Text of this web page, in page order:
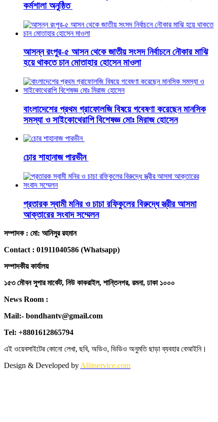
কর্মশালা অনুষ্ঠিত
আসন্ন রংপুর-৫ আসন থেকে জাতীয় সংসদ নির্বাচনে নৌকার মাঝি
হয়ে থাকতে চান মোতাহার হোসেন মাওলা
বাংলাদেশের প্রথম গ্রাফোলজি বিষয়ে গবেষণা করেছেন মানসিক
সমস্যা ও সাইকোথেরাপি বিশেষজ্ঞ মোঃ মিরাজ হোসেন
চোর শাহানাজ পারভীন
প্রতারক স্বামী মনির ও চাচা রফিকুলের বিরুদ্ধে স্ত্রীর আসমা
আক্তারের সংবাদ সম্মেলন
সম্পাদক : মো: আনিসুর রহমান
Contact : 01911040586 (Whatsapp)
সম্পাদকীয় কার্যালয়
১৫৩ মৌবন সুপার মার্কেট, নিউ কাকরাইল, শান্তিনগর, রমনা, ঢাকা ১০০০
News Room :
Mail:- bondhantv@gmail.com
Tel: +8801612865794
এই ওয়েবসাইটের কোনো লেখা, ছবি, অডিও, ভিডিও অনুমতি ছাড়া ব্যবহার বেআইনি।
Design & Developed by Allitservice.com